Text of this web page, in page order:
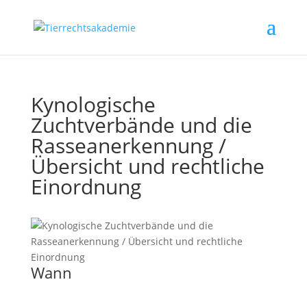
Kynologische
Zuchtverbände und die
Rasseanerkennung /
Übersicht und rechtliche
Einordnung
Wann